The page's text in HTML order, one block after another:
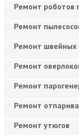
Ремонт роботов
Ремонт
Ремонт
Ремонт
Ремонт
Ремонт
Ремонт утюгов